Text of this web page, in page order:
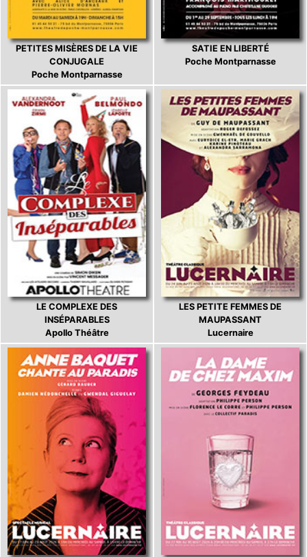
PETITES MISÈRES DE LA VIE
CONJUGALE
Poche Montparnasse
SATIE EN LIBERTÉ
Poche Montparnasse
LE COMPLEXE DES
INSÉPARABLES
Apollo Théâtre
LES PETITE FEMMES DE
MAUPASSANT
Lucernaire